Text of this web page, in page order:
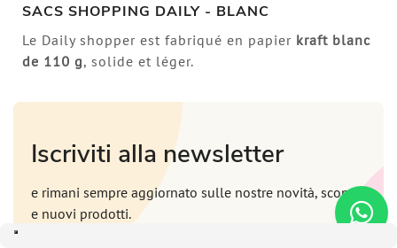
SACS SHOPPING DAILY - BLANC
Le Daily shopper est fabriqué en papier kraft blanc
de 110 g , solide et léger.
Iscriviti alla newsletter
e rimani sempre aggiornato sulle nostre novità, sconti
e nuovi prodotti.